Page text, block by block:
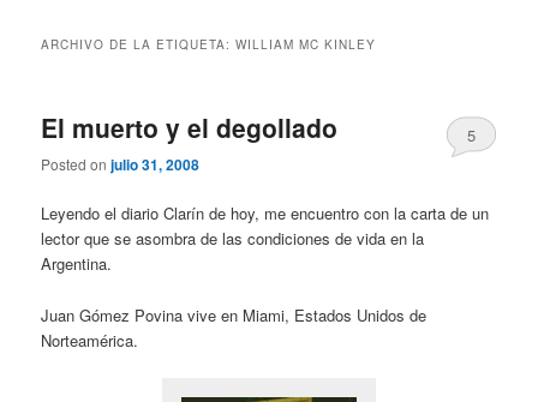
ARCHIVO DE LA ETIQUETA:WILLIAM MC KINLEY
El muerto y el degollado
Posted onjulio 31, 2008
5
Leyendo el diario Clarín de hoy, me encuentro con la carta de un
lector que se asombra de las condiciones de vida en la
Argentina.
Juan Gómez Povina vive en Miami, Estados Unidos de
Norteamérica.